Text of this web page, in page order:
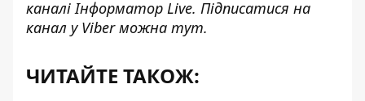
каналіІнформатор Live. Підписатися на
канал у Viber можна тут.
ЧИТАЙТЕ ТАКОЖ: